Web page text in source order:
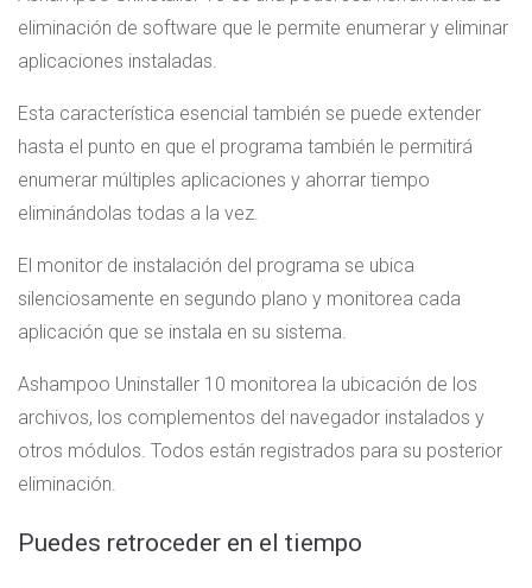
eliminación de software que le permite enumerar y eliminar
aplicaciones instaladas.
Esta característica esencial también se puede extender
hasta el punto en que el programa también le permitirá
enumerar múltiples aplicaciones y ahorrar tiempo
eliminándolas todas a la vez.
El monitor de instalación del programa se ubica
silenciosamente en segundo plano y monitorea cada
aplicación que se instala en su sistema.
Ashampoo Uninstaller 10 monitorea la ubicación de los
archivos, los complementos del navegador instalados y
otros módulos. Todos están registrados para su posterior
eliminación.
Puedes retroceder en el tiempo